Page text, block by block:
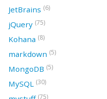
JetBrains (6)
jQuery (75)
Kohana (8)
markdown (5)
MongoDB (5)
MySQL (30)
(75)